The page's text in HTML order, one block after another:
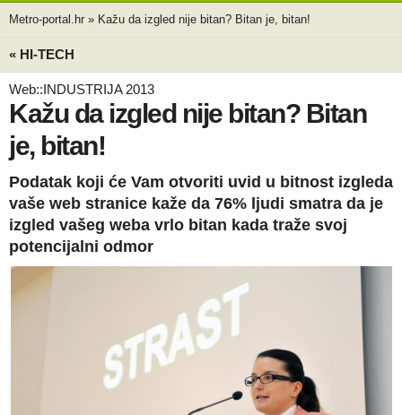
Metro-portal.hr » Kažu da izgled nije bitan? Bitan je, bitan!
« HI-TECH
Web::INDUSTRIJA 2013
Kažu da izgled nije bitan? Bitan
je, bitan!
Podatak koji će Vam otvoriti uvid u bitnost izgleda
vaše web stranice kaže da 76% ljudi smatra da je
izgled vašeg weba vrlo bitan kada traže svoj
potencijalni odmor